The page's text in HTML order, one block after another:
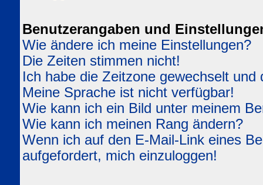
Benutzerangaben und
Wie ändere ich meine Einstellungen?
Die Zeiten stimmen nicht!
Ich habe die Zeitzone gewechselt
Meine Sprache ist nicht verfügbar!
Wie kann ich ein Bild unter meinem
Wie kann ich meinen Rang ändern?
Wenn ich auf den E-Mail-Link eines
aufgefordert, mich einzuloggen!